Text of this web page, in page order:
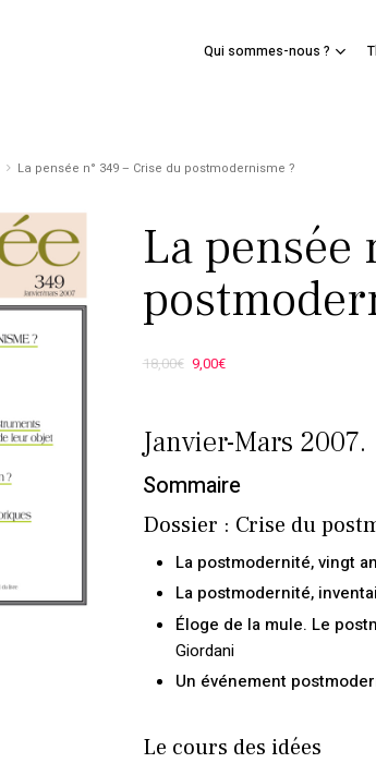
Qui sommes-nous ?
La pensée n° 349 – Crise du postmodernisme ?
La pensée
18,00€ Le
initial
était :
18,00€.
9,00€Le
actuel
est :
9,00€.
Janvier-Mars 2007.
Sommaire
Dossier : Crise du
La postmodernité, vingt
La postmodernité,
Éloge de la mule. Le
Giordani
Un événement
Le cours des idées